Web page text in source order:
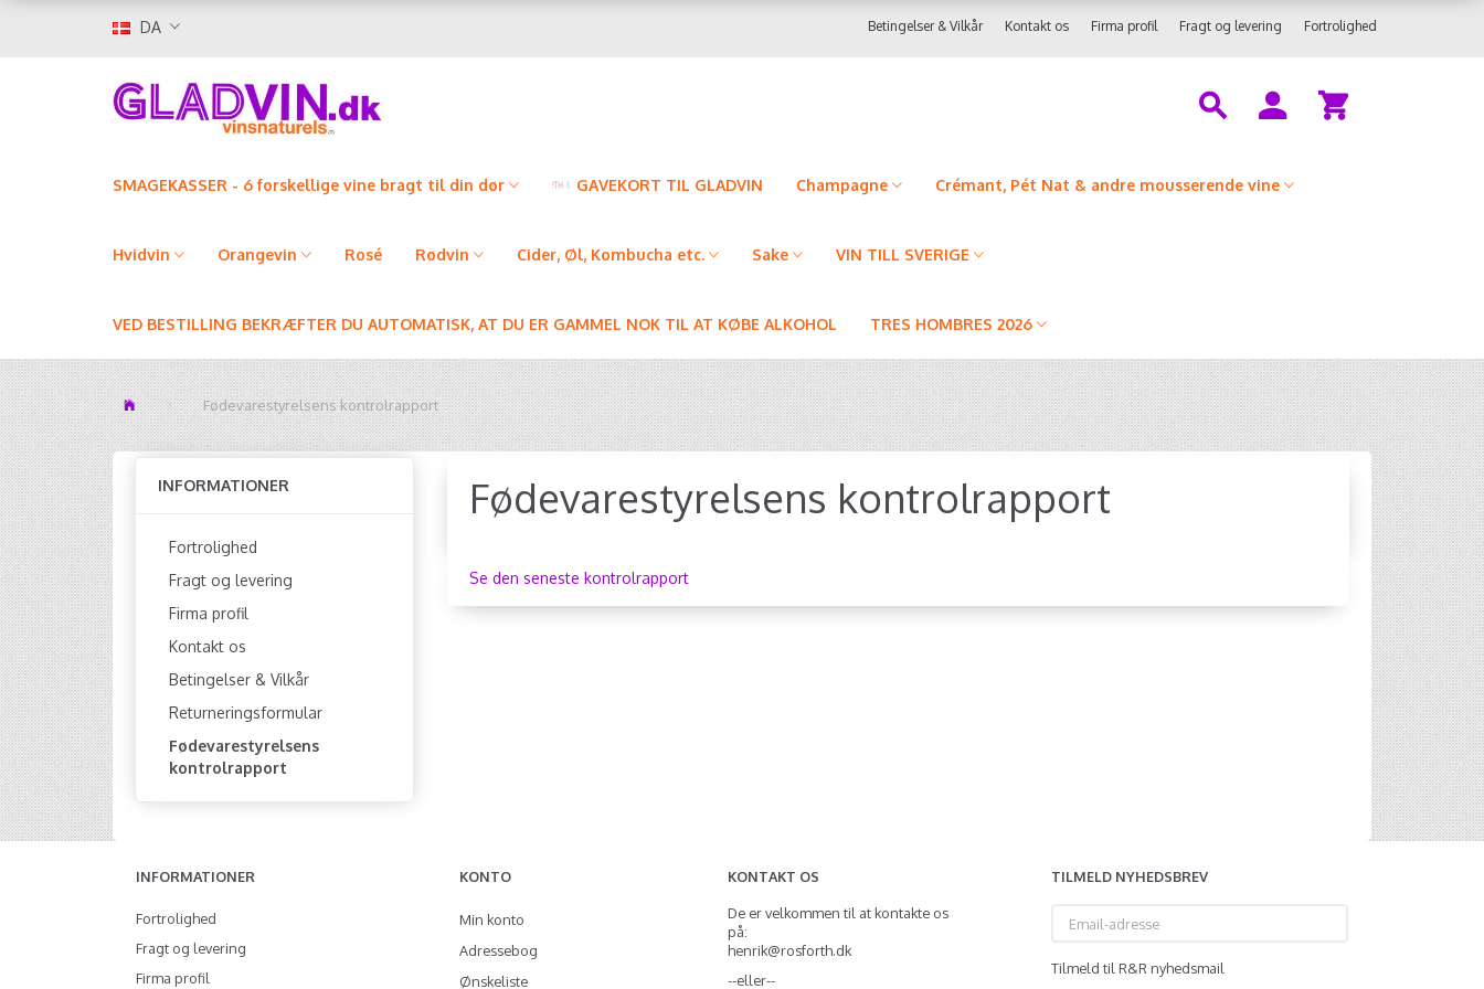
DA Fortrolighed
Fragt og levering
Firma profil
Kontakt os
Betingelser & Vilkår
SMAGEKASSER - 6 forskellige vine bragt til din dør GAVEKORT TIL GLADVIN Champagne Crémant, Pét Nat & andre mousserende vine
Hvidvin Orangevin Rosé Rødvin Cider, Øl, Kombucha etc. Sake VIN TILL SVERIGE
VED BESTILLING BEKRÆFTER DU AUTOMATISK, AT DU ER GAMMEL NOK TIL AT KØBE ALKOHOL TRES HOMBRES 2026
Fødevarestyrelsens kontrolrapport
INFORMATIONER
Fortrolighed
Fragt og levering
Firma profil
Kontakt os
Betingelser & Vilkår
Returneringsformular
Fødevarestyrelsens
kontrolrapport
Fødevarestyrelsens kontrolrapport
Se den seneste kontrolrapport
INFORMATIONER
Fortrolighed
Fragt og levering
Firma profil
KONTO
Min konto
Adressebog
Ønskeliste
KONTAKT OS
De er velkommen til at kontakte os
på:
henrik@rosforth.dk
--eller--
TILMELD NYHEDSBREV
adresse
Tilmeld til R&R nyhedsmail